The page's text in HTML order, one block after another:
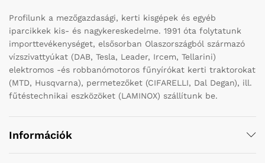
Profilunk a mezőgazdasági, kerti kisgépek és egyéb
iparcikkek kis- és nagykereskedelme. 1991 óta folytatunk
importtevékenységet, elsősorban Olaszországból származó
vízszivattyúkat (DAB, Tesla, Leader, Ircem, Tellarini)
elektromos -és robbanómotoros fűnyírókat kerti traktorokat
(MTD, Husqvarna), permetezőket (CIFARELLI, Dal Degan), ill.
fűtéstechnikai eszközöket (LAMINOX) szállítunk be.
Információk